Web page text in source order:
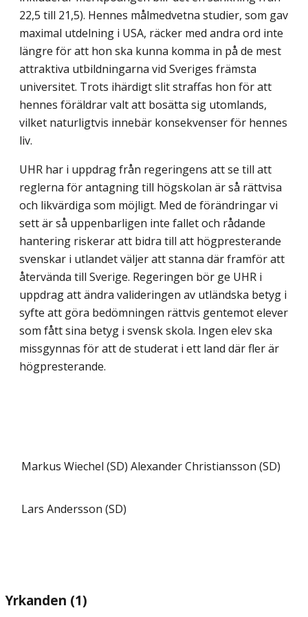
22,5 till 21,5). Hennes målmedvetna studier, som gav
maximal utdelning i USA, räcker med andra ord inte
längre för att hon ska kunna komma in på de mest
attraktiva utbildningarna vid Sveriges främsta
universitet. Trots ihärdigt slit straffas hon för att
hennes föräldrar valt att bosätta sig utomlands,
vilket naturligtvis innebär konsekvenser för hennes
liv.
UHR har i uppdrag från regeringens att se till att
reglerna för antagning till högskolan är så rättvisa
och likvärdiga som möjligt. Med de förändringar vi
sett är så uppenbarligen inte fallet och rådande
hantering riskerar att bidra till att högpresterande
svenskar i utlandet väljer att stanna där framför att
återvända till Sverige. Regeringen bör ge UHR i
uppdrag att ändra valideringen av utländska betyg i
syfte att göra bedömningen rättvis gentemot elever
som fått sina betyg i svensk skola. Ingen elev ska
missgynnas för att de studerat i ett land där fler är
högpresterande.
Markus Wiechel (SD) Alexander Christiansson (SD)
Lars Andersson (SD)
Yrkanden (1)